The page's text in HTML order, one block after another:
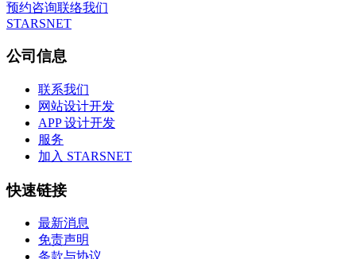
预约咨询联络我们
STARSNET
公司信息
联系我们
网站设计开发
APP 设计开发
服务
加入 STARSNET
快速链接
最新消息
免责声明